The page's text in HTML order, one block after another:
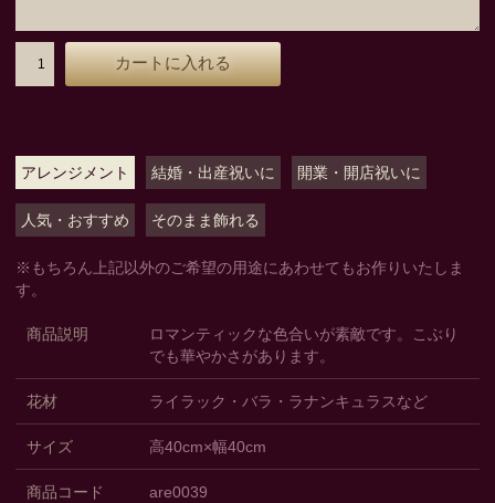
アレンジメント 結婚・出産祝いに 開業・開店祝いに
人気・おすすめ そのまま飾れる
※もちろん上記以外のご希望の用途にあわせてもお作りいたしま
す。
商品説明
ロマンティックな色合いが素敵です。こぶり
でも華やかさがあります。
花材 ライラック・バラ・ラナンキュラスなど
サイズ 高40cm×幅40cm
商品コード are0039